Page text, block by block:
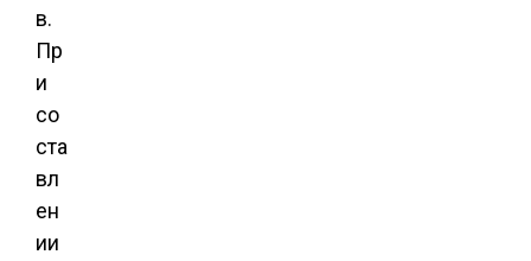
в.
Пр
и
со
ста
вл
ен
ии